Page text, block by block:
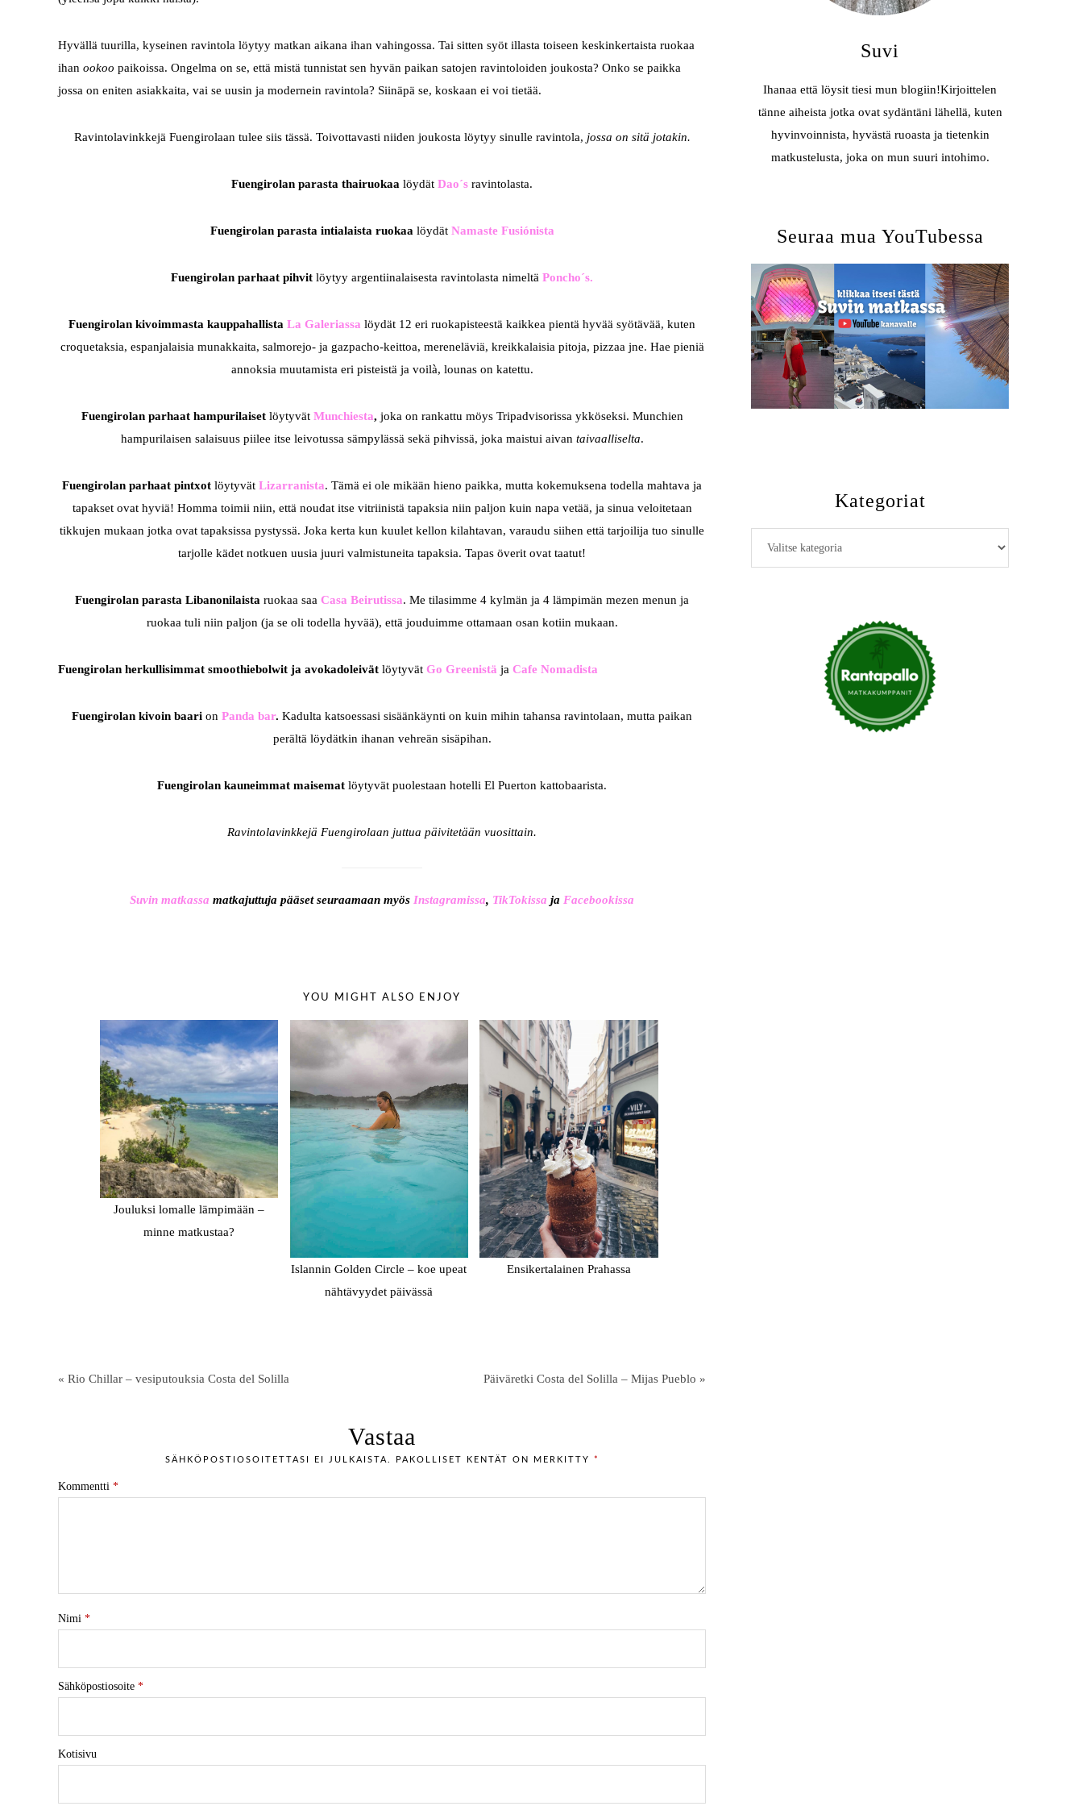
Hyvällä tuurilla, kyseinen ravintola löytyy matkan aikana ihan vahingossa. Tai sitten syöt illasta toiseen keskinkertaista ruokaa
ihan ookoo paikoissa. Ongelma on se, että mistä tunnistat sen hyvän paikan satojen ravintoloiden joukosta? Onko se paikka
jossa on eniten asiakkaita, vai se uusin ja modernein ravintola? Siinäpä se, koskaan ei voi tietää.
Ravintolavinkkejä Fuengirolaan tulee siis tässä. Toivottavasti niiden joukosta löytyy sinulle ravintola, jossa on sitä jotakin.
Fuengirolan parasta thairuokaa löydät Dao´s ravintolasta.
Fuengirolan parasta intialaista ruokaa löydät Namaste Fusiónista
Fuengirolan parhaat pihvit löytyy argentiinalaisesta ravintolasta nimeltä Poncho´s.
Fuengirolan kivoimmasta kauppahallista La Galeriassa löydät 12 eri ruokapisteestä kaikkea pientä hyvää syötävää, kuten
croquetaksia, espanjalaisia munakkaita, salmorejo- ja gazpacho-keittoa, mereneläviä, kreikkalaisia pitoja, pizzaa jne. Hae pieniä
annoksia muutamista eri pisteistä ja voilà, lounas on katettu.
Fuengirolan parhaat hampurilaiset löytyvät Munchiesta, joka on rankattu möys Tripadvisorissa ykköseksi. Munchien
hampurilaisen salaisuus piilee itse leivotussa sämpylässä sekä pihvissä, joka maistui aivan taivaalliselta.
Fuengirolan parhaat pintxot löytyvät Lizarranista. Tämä ei ole mikään hieno paikka, mutta kokemuksena todella mahtava ja
tapakset ovat hyviä! Homma toimii niin, että noudat itse vitriinistä tapaksia niin paljon kuin napa vetää, ja sinua veloitetaan
tikkujen mukaan jotka ovat tapaksissa pystyssä. Joka kerta kun kuulet kellon kilahtavan, varaudu siihen että tarjoilija tuo sinulle
tarjolle kädet notkuen uusia juuri valmistuneita tapaksia. Tapas överit ovat taatut!
Fuengirolan parasta Libanonilaista ruokaa saa Casa Beirutissa. Me tilasimme 4 kylmän ja 4 lämpimän mezen menun ja
ruokaa tuli niin paljon (ja se oli todella hyvää), että jouduimme ottamaan osan kotiin mukaan.
Fuengirolan herkullisimmat smoothiebolwit ja avokadoleivät löytyvät Go Greenistä ja Cafe Nomadista
Fuengirolan kivoin baari on Panda bar. Kadulta katsoessasi sisäänkäynti on kuin mihin tahansa ravintolaan, mutta paikan
perältä löydätkin ihanan vehreän sisäpihan.
Fuengirolan kauneimmat maisemat löytyvät puolestaan hotelli El Puerton kattobaarista.
Ravintolavinkkejä Fuengirolaan juttua päivitetään vuosittain.
Suvin matkassa matkajuttuja pääset seuraamaan myös Instagramissa, TikTokissa ja Facebookissa
YOU MIGHT ALSO ENJOY
Jouluksi lomalle lämpimään –
minne matkustaa?
Islannin Golden Circle – koe upeat
nähtävyydet päivässä
Ensikertalainen Prahassa
« Rio Chillar – vesiputouksia Costa del Solilla Päiväretki Costa del Solilla – Mijas Pueblo »
Vastaa
SÄHKÖPOSTIOSOITETTASI EI JULKAISTA. PAKOLLISET KENTÄT ON MERKITTY *
Kommentti *
Nimi *
Sähköpostiosoite *
Kotisivu
Suvi
Ihanaa että löysit tiesi mun blogiin!Kirjoittelen
tänne aiheista jotka ovat sydäntäni lähellä, kuten
hyvinvoinnista, hyvästä ruoasta ja tietenkin
matkustelusta, joka on mun suuri intohimo.
Seuraa mua YouTubessa
Kategoriat